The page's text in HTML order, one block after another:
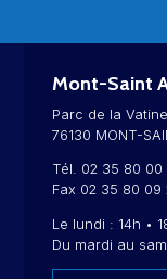
Mont-Saint
Parc de la
76130 MONT-
Tél. 02 35 80 00
Fax 02 35 80 09
Le lundi : 14h •
Du mardi au